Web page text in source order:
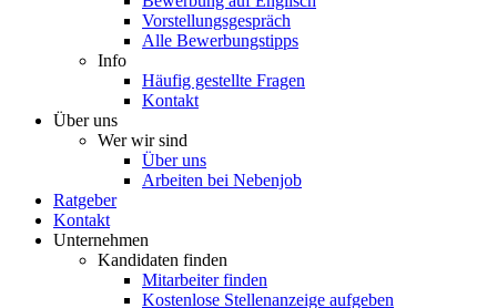
Vorstellungsgespräch
Alle Bewerbungstipps
Info
Häufig gestellte Fragen
Kontakt
Über uns
Wer wir sind
Über uns
Arbeiten bei Nebenjob
Ratgeber
Kontakt
Unternehmen
Kandidaten finden
Mitarbeiter finden
Kostenlose Stellenanzeige aufgeben